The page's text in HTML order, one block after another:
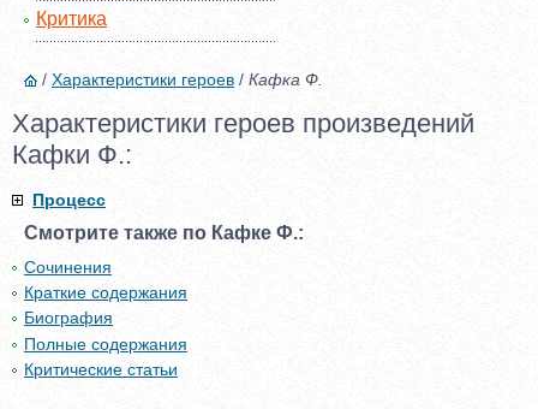
Критика
/ Характеристики героев / Кафка Ф.
Характеристики героев произведений
Кафки Ф.:
Процесс
Смотрите также по Кафке Ф.:
Сочинения
Краткие содержания
Биография
Полные содержания
Критические статьи